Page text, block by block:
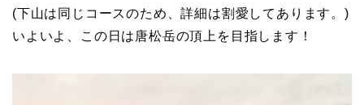
(下山は同じコースのため、詳細は割愛してあります。)
いよいよ、この日は唐松岳の頂上を目指します！